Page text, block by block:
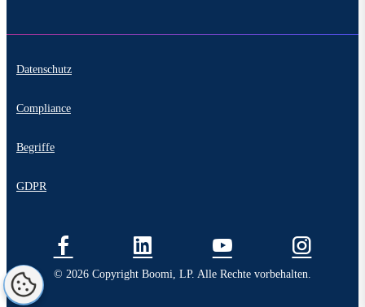
Datenschutz
Compliance
Begriffe
GDPR
© 2026 Copyright Boomi, LP. Alle Rechte vorbehalten.